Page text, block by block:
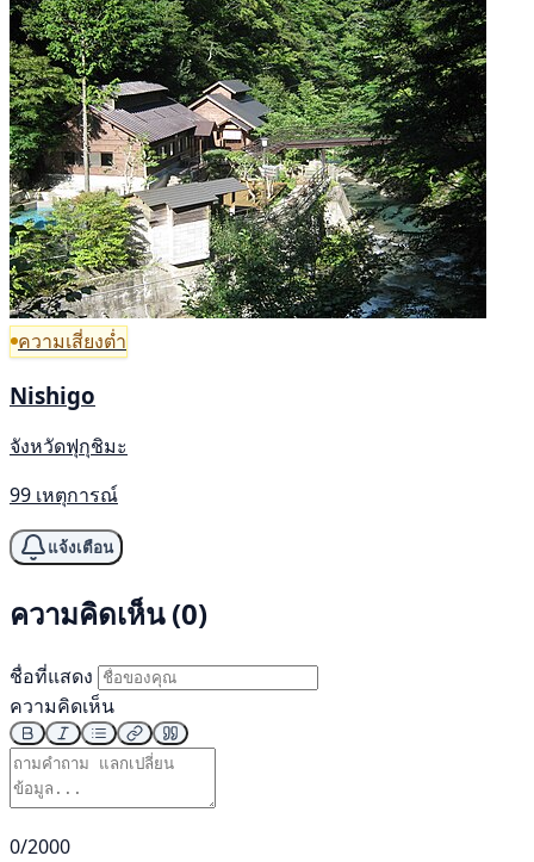
ความเสี่ยงต่ำ
Nishigo
จังหวัดฟุกุชิมะ
99 เหตุการณ์
แจ้งเตือน
ความคิดเห็น (0)
ชื่อที่แสดง
ความคิดเห็น
0/2000